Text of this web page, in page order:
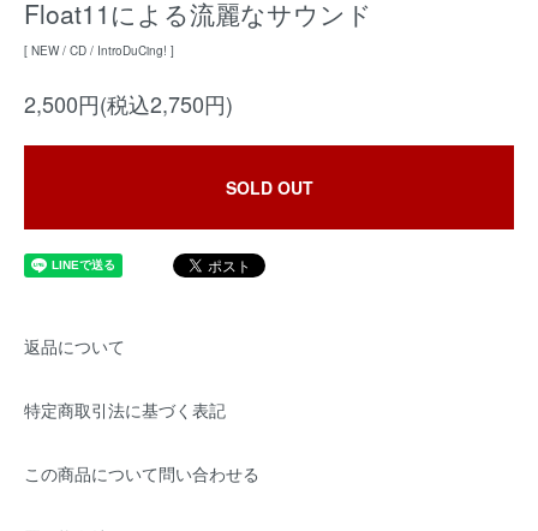
Float11による流麗なサウンド
[ NEW / CD / IntroDuCing! ]
2,500円(税込2,750円)
SOLD OUT
返品について
特定商取引法に基づく表記
この商品について問い合わせる